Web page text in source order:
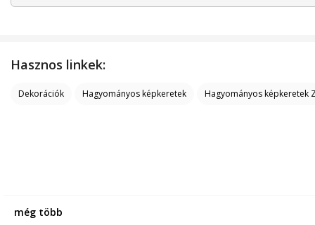
Hasznos linkek:
Dekorációk Hagyományos képkeretek Hagyományos képkeretek
még több